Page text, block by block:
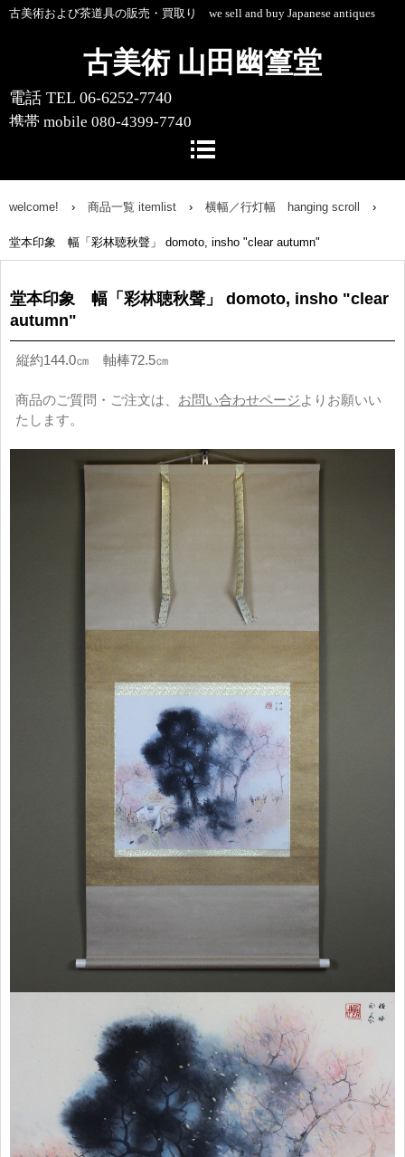
古美術 山田幽篁堂
古美術および茶道具の販売・買取り we sell and buy Japanese antiques
電話 TEL 06-6252-7740
携帯 mobile 080-4399-7740
〒541-0055 大阪市中央区船場中央4-1-
10 船場センタービル10号館1階
welcome! › 商品一覧 itemlist › 横幅／行灯幅 hanging scroll ›
堂本印象 幅「彩林聴秋聲」 domoto, insho "clear autumn"
堂本印象 幅「彩林聴秋聲」 domoto, insho "clear
autumn"
縦約144.0㎝ 軸棒72.5㎝
商品のご質問・ご注文は、 お問い合わせページよりお願いい
たします。